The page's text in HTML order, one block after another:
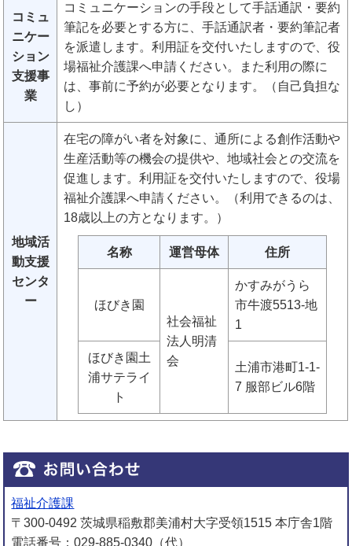
コミュ
ニケー
ション
支援事
業
コミュニケーションの手段として手話通訳・要約
筆記を必要とする方に、手話通訳者・要約筆記者
を派遣します。利用証を交付いたしますので、役
場福祉介護課へ申請ください。また利用の際に
は、事前に予約が必要となります。（自己負担な
し）
地域活
動支援
センタ
ー
在宅の障がい者を対象に、通所による創作活動や
生産活動等の機会の提供や、地域社会との交流を
促進します。利用証を交付いたしますので、役場
福祉介護課へ申請ください。（利用できるのは、
18歳以上の方となります。）
名称 運営母体 住所
ほびき園
社会福祉
法人明清
会
かすみがうら
市牛渡5513-地
1
ほびき園土
浦サテライ
ト
土浦市港町1-1-
7 服部ビル6階
福祉介護課
〒300-0492 茨城県稲敷郡美浦村大字受領1515 本庁舎1階
電話番号：029-885-0340（代）